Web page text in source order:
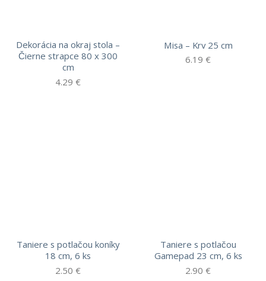
Dekorácia na okraj stola –
Čierne strapce 80 x 300
cm
4.29 €
Misa – Krv 25 cm
6.19 €
Taniere s potlačou koníky
18 cm, 6 ks
2.50 €
Taniere s potlačou
Gamepad 23 cm, 6 ks
2.90 €